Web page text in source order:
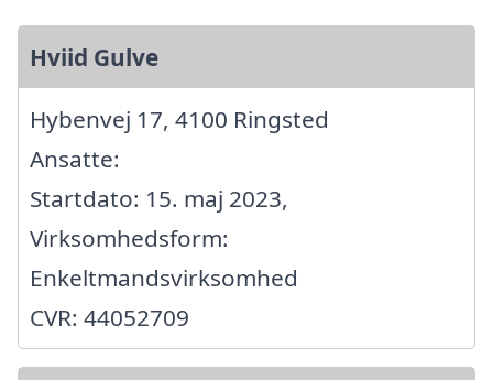
Hviid Gulve
Hybenvej 17, 4100 Ringsted
Ansatte:
Startdato: 15. maj 2023,
Virksomhedsform:
Enkeltmandsvirksomhed
CVR: 44052709